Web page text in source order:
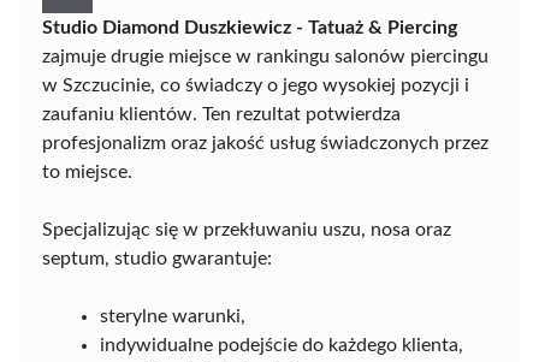
Studio Diamond Duszkiewicz - Tatuaż & Piercing
zajmuje drugie miejsce w rankingu salonów piercingu
w Szczucinie, co świadczy o jego wysokiej pozycji i
zaufaniu klientów. Ten rezultat potwierdza
profesjonalizm oraz jakość usług świadczonych przez
to miejsce.
Specjalizując się w przekłuwaniu uszu, nosa oraz
septum, studio gwarantuje:
sterylne warunki,
indywidualne podejście do każdego klienta,